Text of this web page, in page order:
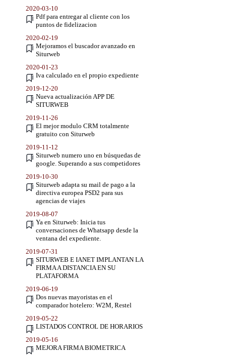
2020-03-10
Pdf para entregar al cliente con los
puntos de fidelizacion
2020-02-19
Mejoramos el buscador avanzado en
Siturweb
2020-01-23
Iva calculado en el propio expediente
2019-12-20
Nueva actualización APP DE
SITURWEB
2019-11-26
El mejor modulo CRM totalmente
gratuito con Siturweb
2019-11-12
Siturweb numero uno en búsquedas de
google. Superando a sus competidores
2019-10-30
Siturweb adapta su mail de pago a la
directiva europea PSD2 para sus
agencias de viajes
2019-08-07
Ya en Siturweb: Inicia tus
conversaciones de Whatsapp desde la
ventana del expediente.
2019-07-31
SITURWEB E IANET IMPLANTAN LA
FIRMA A DISTANCIA EN SU
PLATAFORMA
2019-06-19
Dos nuevas mayoristas en el
comparador hotelero: W2M, Restel
2019-05-22
LISTADOS CONTROL DE HORARIOS
2019-05-16
MEJORA FIRMA BIOMETRICA